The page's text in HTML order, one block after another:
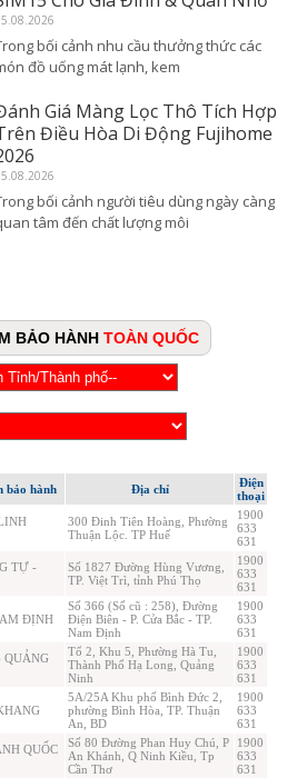
bối cảnh nhu cầu thưởng thức các
đồ uống mát lạnh, kem
Giá Màng Lọc Thô Tích Hợp
Điều Hòa Di Động Fujihome
bối cảnh người tiêu dùng ngày càng
tâm đến chất lượng môi